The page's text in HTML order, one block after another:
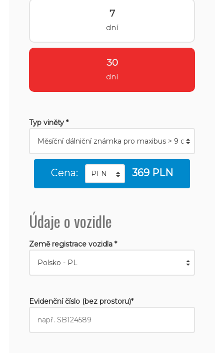
7
dní
30
dní
Typ viněty *
Cena: 369 PLN
Údaje o vozidle
Země registrace vozidla *
Evidenční číslo (bez prostoru)*